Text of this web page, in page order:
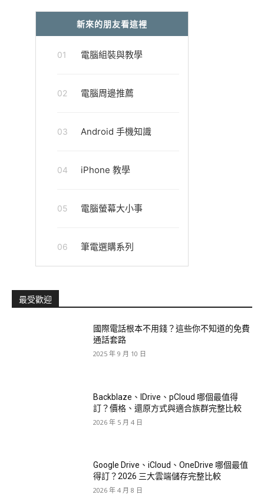
新來的朋友看這裡
01 電腦組裝與教學
02 電腦周邊推薦
03 Android 手機知識
04 iPhone 教學
05 電腦螢幕大小事
06 筆電選購系列
最受歡迎
國際電話根本不用錢？這些你不知道的免費
通話套路
2025 年 9 月 10 日
Backblaze、IDrive、pCloud 哪個最值得
訂？價格、還原方式與適合族群完整比較
2026 年 5 月 4 日
Google Drive、iCloud、OneDrive 哪個最值
得訂？2026 三大雲端儲存完整比較
2026 年 4 月 8 日